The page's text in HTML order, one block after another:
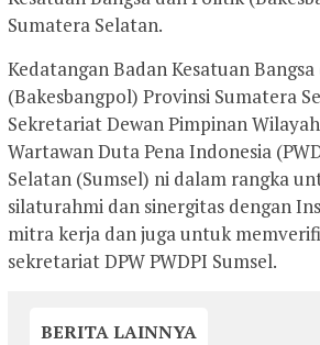
Sumatera Selatan.
Kedatangan Badan Kesatuan
(Bakesbangpol) Provinsi Sumatera
Sekretariat Dewan Pimpinan
Wartawan Duta Pena Indonesia
Selatan (Sumsel) ni dalam rangka
silaturahmi dan sinergitas dengan
mitra kerja dan juga untuk
sekretariat DPW PWDPI Sumsel.
BERITA LAINNYA